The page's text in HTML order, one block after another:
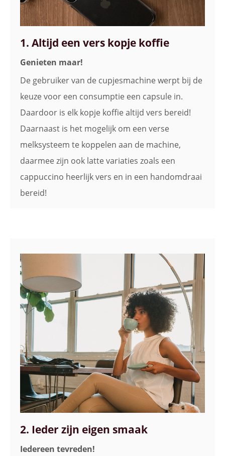
1. Altijd een vers kopje koffie
Genieten maar!
De gebruiker van de cupjesmachine werpt bij de
keuze voor een consumptie een capsule in.
Daardoor is elk kopje koffie altijd vers bereid!
Daarnaast is het mogelijk om een verse
melksysteem te koppelen aan de machine,
daarmee zijn ook latte variaties zoals een
cappuccino heerlijk vers en in een handomdraai
bereid!
2. Ieder zijn eigen smaak
Iedereen tevreden!